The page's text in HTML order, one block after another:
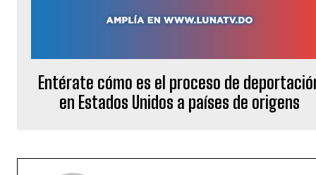
Entérate cómo es el proceso de
en Estados Unidos a países de origens